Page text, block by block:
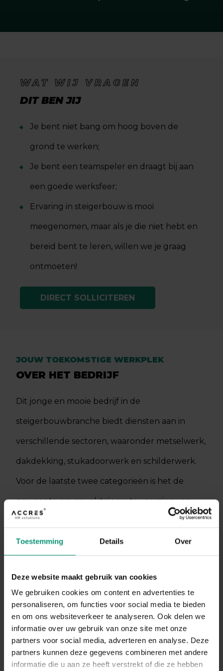
Toestemming Details Over
Deze website maakt gebruik van cookies
We gebruiken cookies om content en advertenties te
personaliseren, om functies voor social media te bieden
en om ons websiteverkeer te analyseren. Ook delen we
informatie over uw gebruik van onze site met onze
partners voor social media, adverteren en analyse. Deze
partners kunnen deze gegevens combineren met andere
informatie die u aan ze heeft verstrekt of die ze hebben
WAT WIJ VRAGEN
DIT BEN JIJ
Je bent niet bang om hoog boven de
grond te werken;
Je bent een teamspeler en draagt bij aan
een goede werksfeer;
Ervaring in steigerbouw is mooi
meegenomen, maar als je die niet hebt en
bereid bent te leren, willen we je graag
ontmoeten!
DIRECT SOLLICITEREN
JOUW TOEKOMSTIGE WERKPLEK
OVER HET BEDRIJF
Dit jonge en mooie bedrijf in de
steigerbouwbranche biedt diensten aan in
verschillende sectoren, waaronder metselwerk,
dakdekking, stukadoorwerk en schilderwerk.
Voor de laatste twee categorieën is het de
gewoonte om gevelsteigers te voorzien van
windnetten en regenkappen.